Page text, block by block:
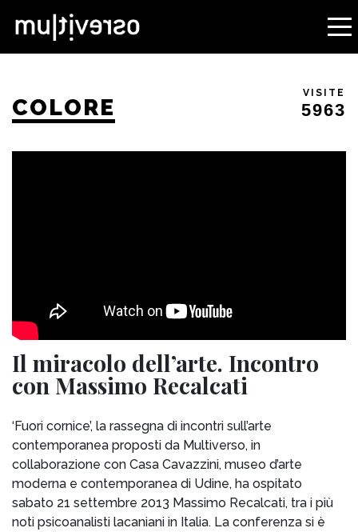
COLORE
VISITE
5963
Il miracolo dell’arte. Incontro
con Massimo Recalcati
‘Fuori cornice’, la rassegna di incontri sull’arte
contemporanea proposti da Multiverso, in
collaborazione con Casa Cavazzini, museo d’arte
moderna e contemporanea di Udine, ha ospitato
sabato 21 settembre 2013 Massimo Recalcati, tra i più
noti psicoanalisti lacaniani in Italia. La conferenza si è